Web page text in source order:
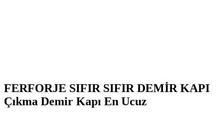
FERFORJE SIFIR SIFIR DEMİR KAPI
Çıkma Demir Kapı En Ucuz